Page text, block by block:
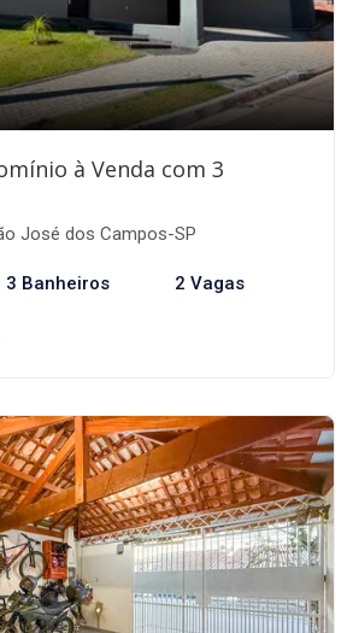
à Venda com 3
José dos Campos-SP
3 Banheiros 2 Vagas